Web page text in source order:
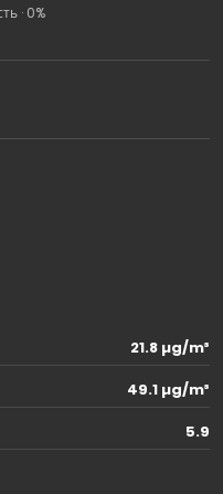
· 0%
21.8 µg/m³
49.1 µg/m³
5.9